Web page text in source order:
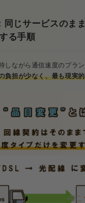
同じサービスのま
る手順
しながら通信速度のプラ
負担が少なく、最も現実